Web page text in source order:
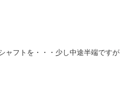
ャフトを・・・少し中途半端ですが